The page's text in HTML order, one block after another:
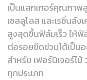
เป็นแลกเกอร์คุณภาพ
เซลลูโลส และเรซิ่นสัง
สูงสุดขึ้นฟิล์มเร็ว ให้ฟิ
ต่อรอยขีดข่วนได้เป็น
สำหรับ เฟอร์นิเจอร์ไ
ทุกประเภท